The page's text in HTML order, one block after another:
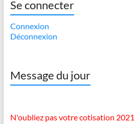
Se connecter
Connexion
Déconnexion
Message du jour
N'oubliez pas votre cotisation 2021